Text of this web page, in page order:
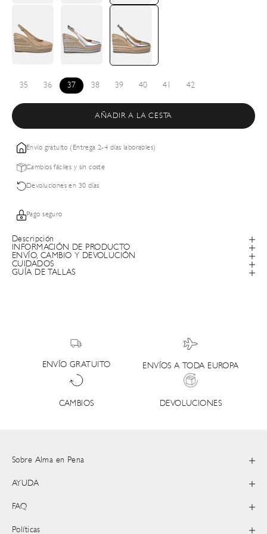
35 36 37 38 39 40 41 42
AÑADIR A LA CESTA
Envío gratuito (Entrega 2-4 días laborables)
Cambios fáciles y sin coste
Devoluciones en 30 días
Pago seguro
Descripción
INFORMACIÓN DE PRODUCTO
ENVÍO, CAMBIO Y DEVOLUCIÓN
CUIDADOS
GUÍA DE TALLAS
ENVÍO GRATUITO ENVÍOS A TODA EUROPA
CAMBIOS DEVOLUCIONES
Sobre Alma en Pena
AYUDA
FAQ
Políticas